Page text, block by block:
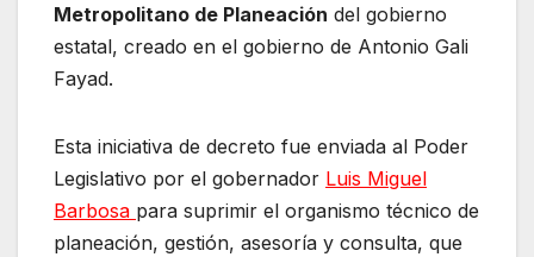
Metropolitano de Planeación del gobierno
estatal, creado en el gobierno de Antonio Gali
Fayad.
Esta iniciativa de decreto fue enviada al Poder
Legislativo por el gobernador Luis Miguel
Barbosa para suprimir el organismo técnico de
planeación, gestión, asesoría y consulta, que